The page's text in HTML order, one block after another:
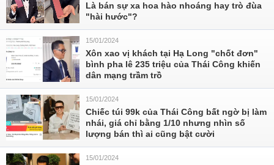
Là bán sự xa hoa hào nhoáng hay trò đùa
"hài hước"?
15/01/2024
Xôn xao vị khách tại Hạ Long "chốt đơn"
bình pha lê 235 triệu của Thái Công khiến
dân mạng trầm trồ
15/01/2024
Chiếc túi 99k của Thái Công bất ngờ bị làm
nhái, giá chỉ bằng 1/10 nhưng nhìn số
lượng bán thì ai cũng bật cười
15/01/2024